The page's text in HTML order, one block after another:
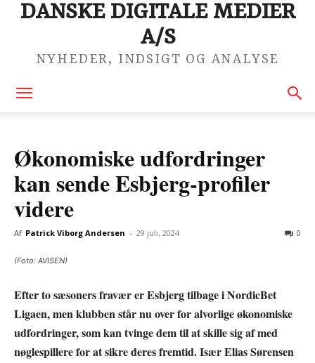
DANSKE DIGITALE MEDIER
A/S
NYHEDER, INDSIGT OG ANALYSE
Økonomiske udfordringer
kan sende Esbjerg-profiler
videre
Af Patrick Viborg Andersen - 29 juli, 2024 0
(Foto: AVISEN)
Efter to sæsoners fravær er Esbjerg tilbage i NordicBet
Ligaen, men klubben står nu over for alvorlige økonomiske
udfordringer, som kan tvinge dem til at skille sig af med
nøglespillere for at sikre deres fremtid. Især Elias Sørensen